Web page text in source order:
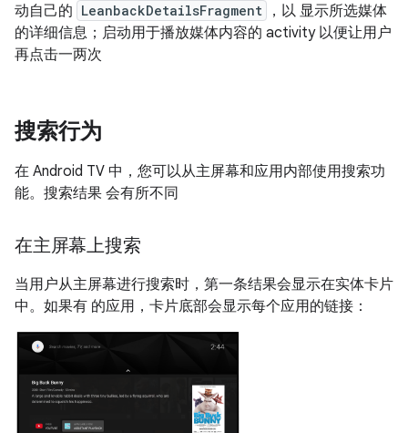
动自己的 LeanbackDetailsFragment
，以 显示所选媒体
的详细信息；启动用于播放媒体内容的 activity 以便让用户
再点击一两次
搜索行为
在 Android TV 中，您可以从主屏幕和应用内部使用搜索功
能。搜索结果 会有所不同
在主屏幕上搜索
当用户从主屏幕进行搜索时，第一条结果会显示在实体卡片
中。如果有 的应用，卡片底部会显示每个应用的链接：